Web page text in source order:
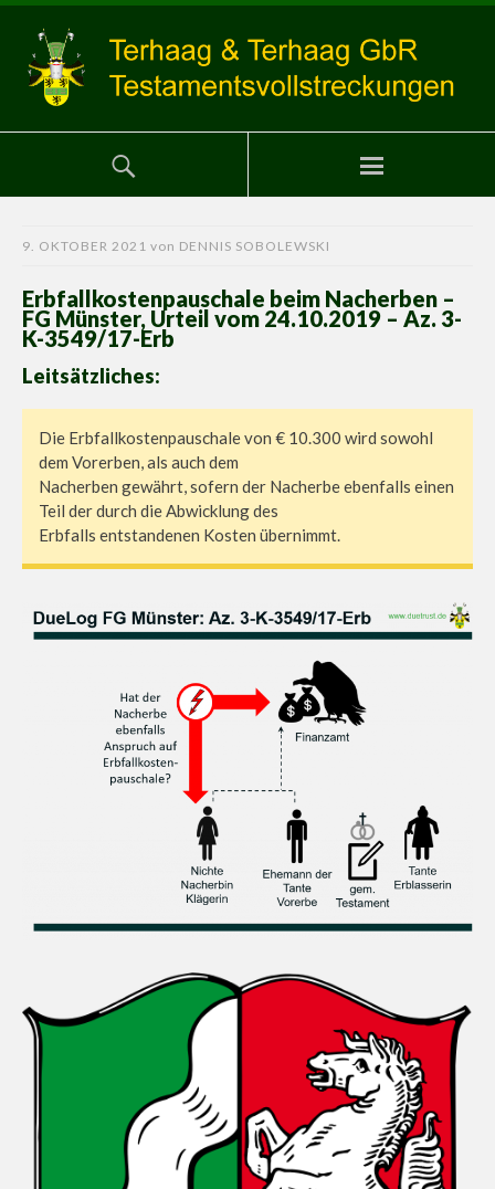
9. OKTOBER 2021 von DENNIS SOBOLEWSKI
Erbfallkostenpauschale beim Nacherben –
FG Münster, Urteil vom 24.10.2019 – Az. 3-
K-3549/17-Erb
Leitsätzliches:
Die Erbfallkostenpauschale von € 10.300 wird sowohl
dem Vorerben, als auch dem
Nacherben gewährt, sofern der Nacherbe ebenfalls einen
Teil der durch die Abwicklung des
Erbfalls entstandenen Kosten übernimmt.